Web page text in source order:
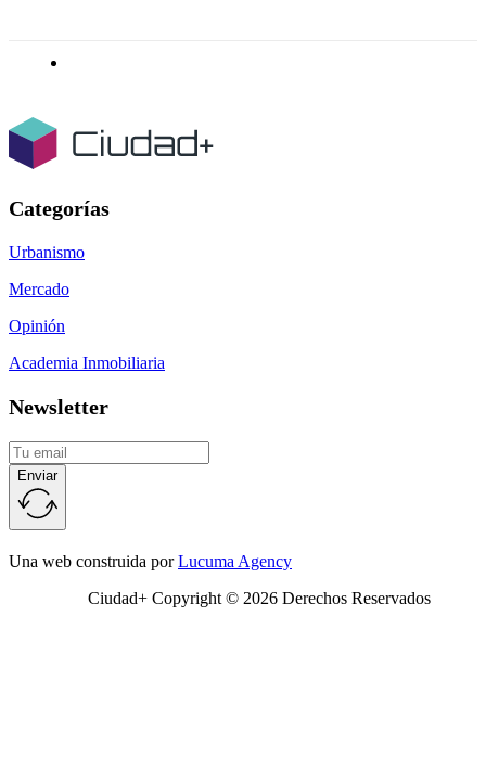
Categorías
Urbanismo
Mercado
Opinión
Academia Inmobiliaria
Newsletter
Enviar
Una web construida porLucuma Agency
Ciudad+ Copyright © 2026 Derechos Reservados